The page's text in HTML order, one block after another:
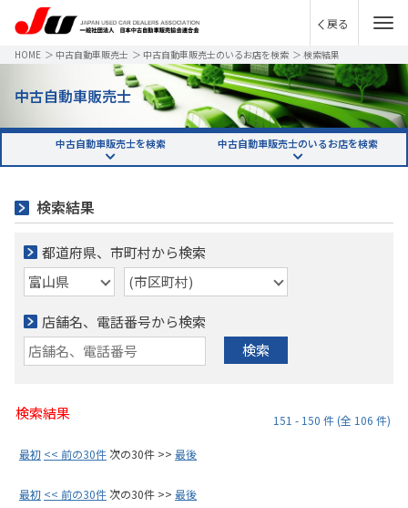
戻る
HOME ＞ 中古自動車販売士 ＞ 中古自動車販売士のいるお店を検索 ＞ 検索結果
中古自動車販売士
中古自動車販売士を検索 中古自動車販売士のいるお店を検索
検索結果
都道府県、市町村から検索
店舗名、電話番号から検索
検索
検索結果 151 - 150 件 (全 106 件)
最初 << 前の30件次の30件 >> 最後
最初 << 前の30件次の30件 >> 最後